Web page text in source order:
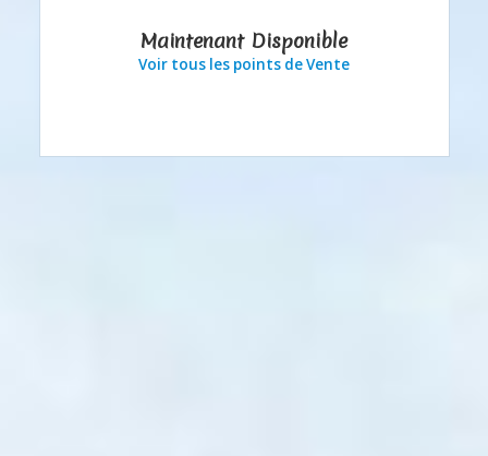
Maintenant Disponible
Voir tous les points de Vente